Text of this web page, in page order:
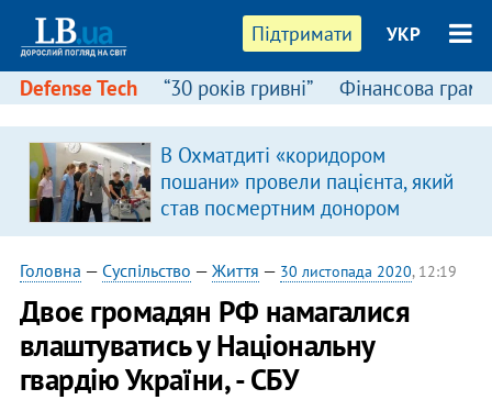
Підтримати УКР
Defense Tech “30 років гривні” Фінансова
В Охматдиті «коридором
пошани» провели пацієнта, який
став посмертним донором
Головна — Суспільство — Життя — 30 листопада 2020, 12:19
Двоє громадян РФ намагалися
влаштуватись у Національну
гвардію України, - СБУ